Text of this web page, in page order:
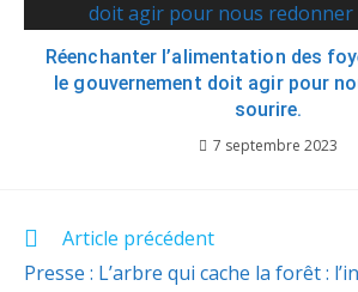
Réenchanter l’alimentation des
le gouvernement doit agir pour
sourire.
7 septembre 2023
Article précédent
Presse : L’arbre qui cache la forêt :